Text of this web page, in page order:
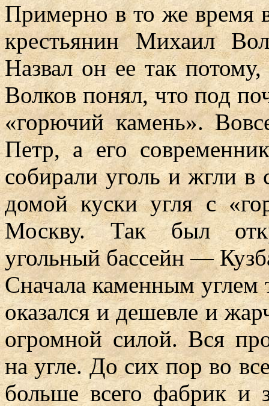
Примерно в то же время
крестьянин Михаил
Назвал он ее так
Волков понял, что под
«горючий камень».
Петр, а его
собирали уголь и жгли в
домой куски угля с
Москву. Так был
угольный бассейн —
Сначала каменным углем
оказался и дешевле и
огромной силой. Вся
на угле. До сих пор во
больше всего фабрик и